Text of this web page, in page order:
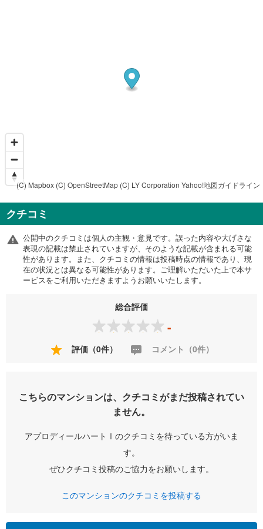
(C) Mapbox (C) OpenStreetMap (C) LY Corporation Yahoo!地図ガイドライン
クチコミ
公開中のクチコミは個人の主観・意見です。誤った内容や大げさな
表現の記載は禁止されていますが、そのような記載が含まれる可能
性があります。また、クチコミの情報は投稿時点の情報であり、現
在の状況とは異なる可能性があります。ご理解いただいた上で本サ
ービスをご利用いただきますようお願いいたします。
総合評価
-
評価（0件） コメント（0件）
こちらのマンションは、クチコミがまだ投稿されてい
ません。
アプロディールハートⅠのクチコミを待っている方がいま
す。
ぜひクチコミ投稿のご協力をお願いします。
このマンションのクチコミを投稿する